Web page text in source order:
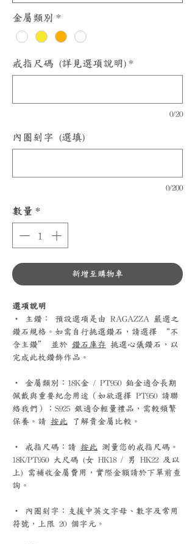
金屬類別 *
戒指尺碼 (詳見選項說明) *
0/20
內圈刻字 (選填)
0/200
數量 *
新增至購物車
選項說明
‧ 主鑽： 預設選項是由 RAGAZZA 嚴選之
鑽石規格。如需自行挑選鑽石，請選擇 “不
含主鑽” 並於 鑽石庫存 挑選心儀鑽石，以
完成此枚鑽飾作品。
‧ 金屬類別：18K金 / PT950 鉑金適合長期
佩戴與重要紀念用途（如欲選擇 PT950 請聯
絡我們）；S925 銀適合輕量禮品，需較頻繁
保養。請 按此 了解貴金屬比較。
‧ 戒指尺碼：請 按此 測量您的戒指尺碼。
18K/PT950 大尺碼 (女 HK18 / 男 HK22 及以
上) 需補收金屬費用，實際金額請於下單前查
詢。
‧ 內圈刻字：支援中英文字母、數字及常用
符號，上限 20 個字元。